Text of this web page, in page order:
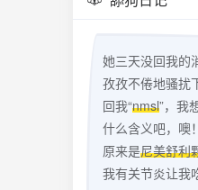
她三天没回我的
孜孜不倦地骚扰
回我“nmsl”，我
什么含义吧，噢
原来是尼美舒利
我有关节炎让我